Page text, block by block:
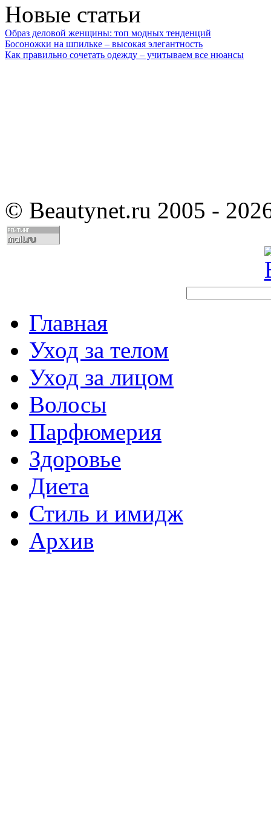
Новые статьи
Образ деловой женщины: топ модных тенденций
Босоножки на шпильке – высокая элегантность
Как правильно сочетать одежду – учитываем все нюансы
© Beautynet.ru 2005 -
Главная
Уход за телом
Уход за лицом
Волосы
Парфюмерия
Здоровье
Диета
Стиль и имидж
Архив